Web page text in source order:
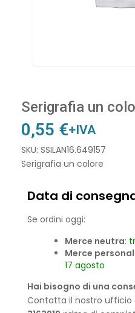
Serigrafia un
0,55 €+IVA
SKU: SSILAN16.649157
Serigrafia un colore
Data di
Se ordini oggi:
Merce neutra:
Merce
17 agosto
Hai bisogno di una
Contatta il nostro ufficio